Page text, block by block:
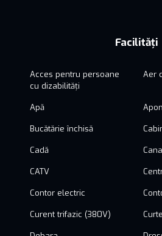
Facilități
Acces pentru persoane
cu dizabilități
Aer
Apă
Bucătărie închisă
Cadă
CATV
Contor electric
Curent trifazic (380V) Curte